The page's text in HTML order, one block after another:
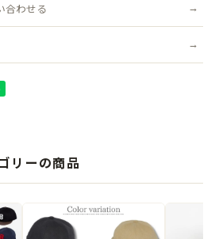
ティブにかぶるのもおすすめ。シーンを選
万能アイテムです。
合わせる
リーの商品